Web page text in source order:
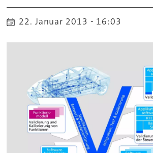
22. Januar 2013 - 16:03